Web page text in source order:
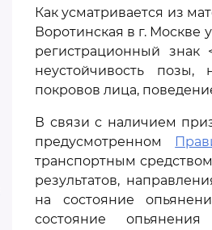
Как усматривается из
Воротинская в г. Москве
регистрационный знак
неустойчивость
покровов лица,
В связи с наличием
предусмотренном
транспортным
результатов,
на состояние
состояние